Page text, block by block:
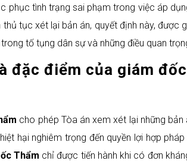
phục tình trạng sai phạm trong việc áp
tục xét lại bản án, quyết định này, được
trong tố tụng dân sự và những điều quan
đặc điểm của giám
cho phép Tòa án xem xét lại những
hại nghiêm trọng đến quyền lợi hợp
Thẩm chỉ được tiến hành khi có đơn